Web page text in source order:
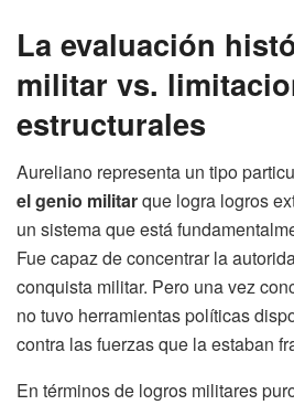
La evaluación
militar vs.
estructurales
Aureliano representa un tipo
el genio militarque logra logros
un sistema que está
Fue capaz de concentrar la
conquista militar. Pero una vez
no tuvo herramientas políticas
contra las fuerzas que la estaban
En términos de logros militares